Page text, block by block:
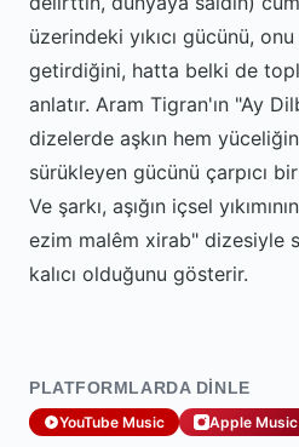
üzerindeki yıkıcı gücünü,
getirdiğini, hatta belki de
anlatır. Aram Tigran'ın "Ay
dizelerde aşkın hem
sürükleyen gücünü çarpıcı
Ve şarkı, aşığın içsel
ezim malêm xirab" dizesiyle
kalıcı olduğunu gösterir.
PLATFORMLARDA DINLE
YouTube Music Apple Music